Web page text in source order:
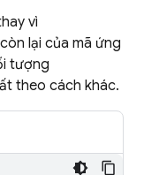
vì
lại của mã ứng
tượng
theo cách khác.